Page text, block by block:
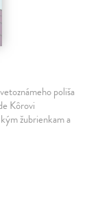
poliša
Kôrovi
žubrienkam a